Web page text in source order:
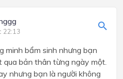
22:13
minh bẩm sinh nhưng bạn
qua bản thân từng ngày một.
nhưng bạn là người không